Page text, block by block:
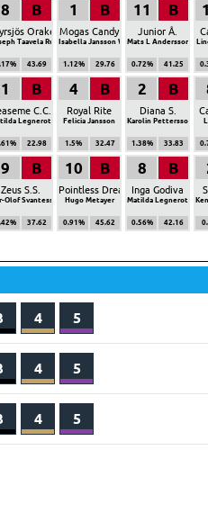
8
43.69
Orakel
Taavela Ruocco
B 1
1.12% 29.76
Mogas Candy
Isabella Jansson Wiklund
B 11
0.72% 41.25
Junior Å.
Mats L Andersson
B
1
22.98
C.C.
Legnerot
B 4
1.5% 32.47
Royal Rite
Felicia Jansson
B 2
1.38% 33.83
Diana S.
Karolin Pettersson
B
9
37.62
Zeus S.S.
Olof Svantesson
B 10
0.91% 45.62
Pointless Dream
Hugo Metayer
B 8
0.56% 42.16
Inga Godiva
Matilda Legnerot
B
4 5
4 5
4 5